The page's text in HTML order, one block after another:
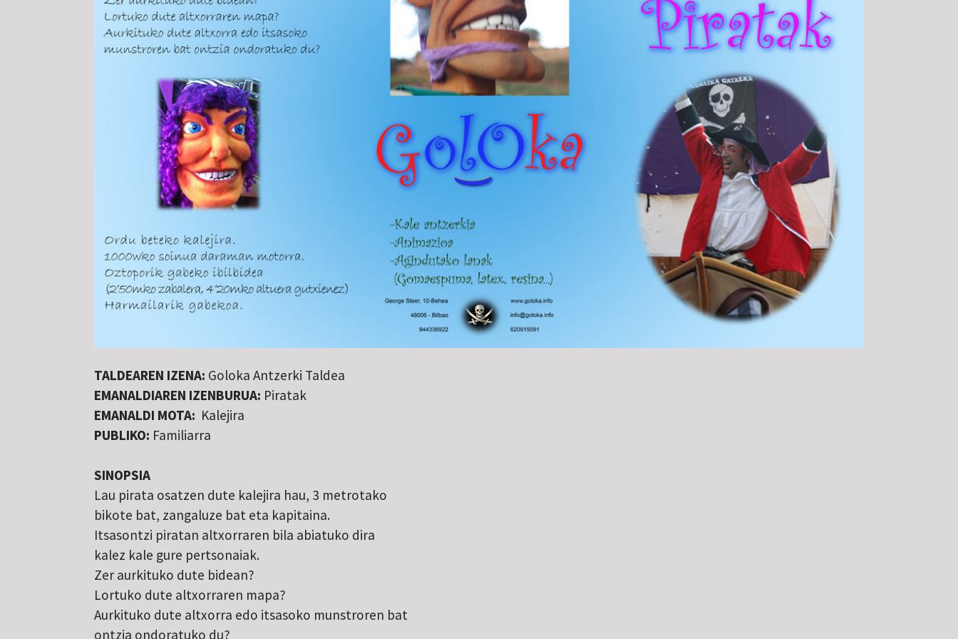
TALDEAREN IZENA: Goloka Antzerki Taldea
EMANALDIAREN IZENBURUA: Piratak
EMANALDI MOTA: Kalejira
PUBLIKO: Familiarra
SINOPSIA
Lau pirata osatzen dute kalejira hau, 3 metrotako
bikote bat, zangaluze bat eta kapitaina.
Itsasontzi piratan altxorraren bila abiatuko dira
kalez kale gure pertsonaiak.
Zer aurkituko dute bidean?
Lortuko dute altxorraren mapa?
Aurkituko dute altxorra edo itsasoko munstroren bat
ontzia ondoratuko du?